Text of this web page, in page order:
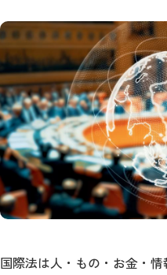
イベント・見学
高校教員の方へ
白金の丘奨学金
参考情報
公式サイト
国際法は人・もの・お金・